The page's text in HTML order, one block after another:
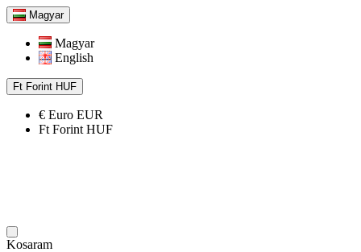
Magyar
Magyar
English
Ft Forint HUF
€ Euro EUR
Ft Forint HUF
Kosaram